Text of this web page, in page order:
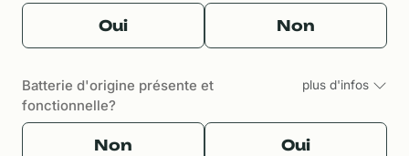
Oui Non
Batterie d'origine présente et
fonctionnelle?
plus d'infos
Non Oui